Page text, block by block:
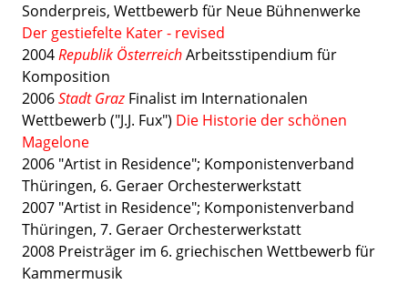
Sonderpreis, Wettbewerb für Neue Bühnenwerke
Der gestiefelte Kater - revised
2004Republik ÖsterreichArbeitsstipendium für
Komposition
2006Stadt Graz Finalist im Internationalen
Wettbewerb ("J.J. Fux") Die Historie der schönen
Magelone
2006 "Artist in Residence"; Komponistenverband
Thüringen, 6. Geraer Orchesterwerkstatt
2007 "Artist in Residence"; Komponistenverband
Thüringen, 7. Geraer Orchesterwerkstatt
2008 Preisträger im 6. griechischen Wettbewerb für
Kammermusik